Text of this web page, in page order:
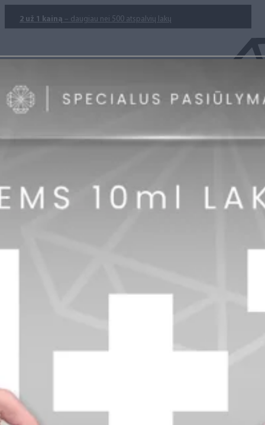
2 už 1 kainą – daugiau nei 500 atspalvių lakų
info@diamondline.lt